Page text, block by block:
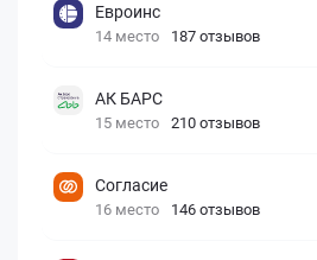
Евроинс
14 место 187 отзывов
АК БАРС
15 место 210 отзывов
Согласие
16 место 146 отзывов